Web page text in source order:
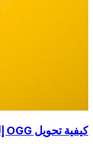
كيفية تحويل OGG إلى MP3